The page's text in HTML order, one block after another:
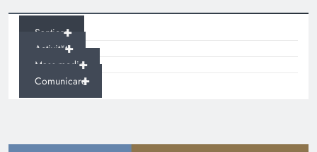
+
Șantiere
+
Activități
+
Mass-media
+
Comunicare